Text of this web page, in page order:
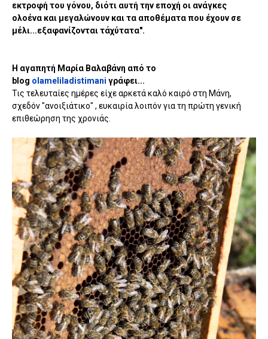
εκτροφή του γόνου, διότι αυτή την εποχή οι ανάγκες
ολοένα και μεγαλώνουν και τα αποθέματα που έχουν σε
μέλι...εξαφανίζονται τάχύτατα".
Η αγαπητή Μαρία Βαλαβάνη από το
blog olameliladistimani γράφει...
Τις τελευταίες ημέρες είχε αρκετά καλό καιρό στη Μάνη,
σχεδόν "ανοιξιάτικο" , ευκαιρία λοιπόν για τη πρώτη γενική
επιθεώρηση της χρονιάς.